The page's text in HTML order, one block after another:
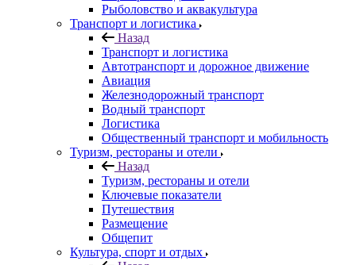
Рыболовство и аквакультура
Транспорт и логистика
Назад
Транспорт и логистика
Автотранспорт и дорожное движение
Авиация
Железнодорожный транспорт
Водный транспорт
Логистика
Общественный транспорт и мобильность
Туризм, рестораны и отели
Назад
Туризм, рестораны и отели
Ключевые показатели
Путешествия
Размещение
Общепит
Культура, спорт и отдых